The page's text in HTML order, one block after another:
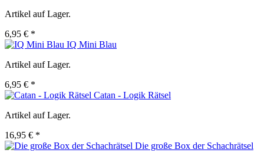
Artikel auf Lager.
6,95 € *
IQ Mini Blau
Artikel auf Lager.
6,95 € *
Catan - Logik Rätsel
Artikel auf Lager.
16,95 € *
Die große Box der Schachrätsel